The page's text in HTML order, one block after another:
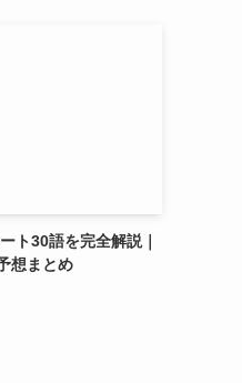
ト30語を完全解説｜
想まとめ